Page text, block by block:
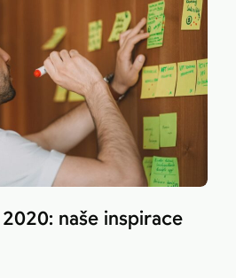
naše inspirace